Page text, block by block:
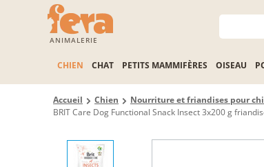
ANIMALERIE
CHIEN CHAT PETITS MAMMIFÈRES OISEAU
Accueil Chien Nourriture et friandises pour
BRIT Care Dog Functional Snack Insect 3x200 g